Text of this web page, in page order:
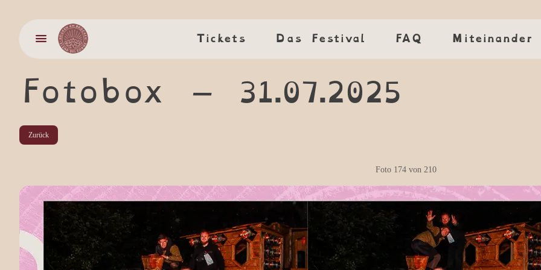
Tickets Das Festival FAQ Miteinander
Tickets Das Festival FAQ Miteinander
Fotobox – 31.07.2025
Zurück
Foto 174von 210